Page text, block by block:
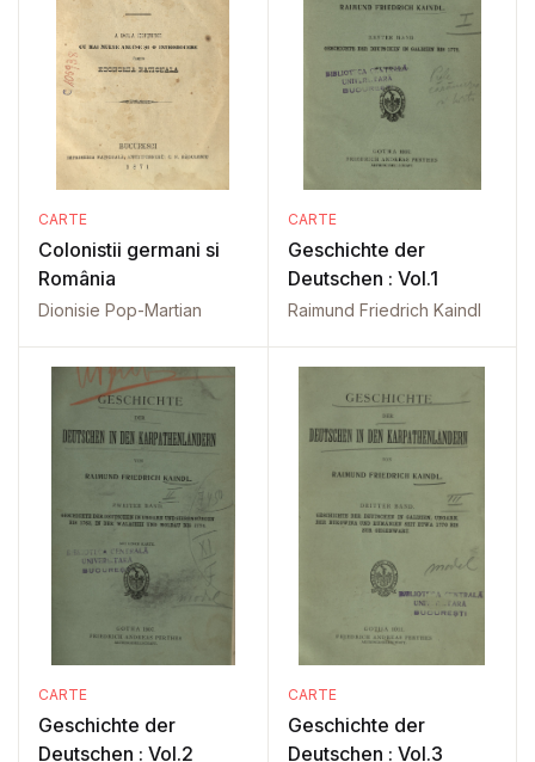
CARTE
Colonistii germani si
România
Dionisie Pop-Martian
CARTE
Geschichte der
Deutschen : Vol.1
Raimund Friedrich Kaindl
CARTE
Geschichte der
Deutschen : Vol.2
CARTE
Geschichte der
Deutschen : Vol.3